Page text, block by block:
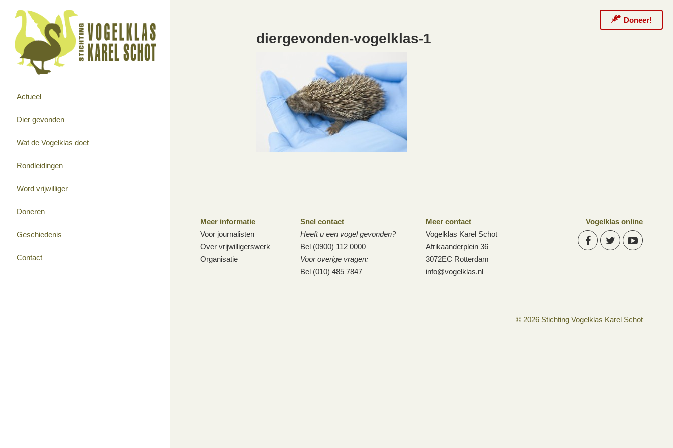
Actueel
Dier gevonden
Wat de Vogelklas doet
Rondleidingen
Word vrijwilliger
Doneren
Geschiedenis
Contact
Doneer!
diergevonden-vogelklas-1
Meer informatie
Voor journalisten
Over vrijwilligerswerk
Organisatie
Snel contact
Heeft u een vogel gevonden?
Bel (0900) 112 0000
Voor overige vragen:
Bel (010) 485 7847
Meer contact
Vogelklas Karel Schot
Afrikaanderplein 36
3072EC Rotterdam
info@vogelklas.nl
Vogelklas online
© 2026 Stichting Vogelklas Karel Schot